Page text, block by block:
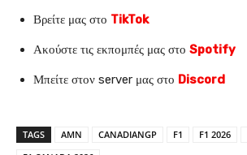
Βρείτε μας στο TikTok
Ακούστε τις εκπομπές μας στο Spotify
Μπείτε στον server μας στο Discord
TAGS AMN CANADIANGP F1 F1 2026